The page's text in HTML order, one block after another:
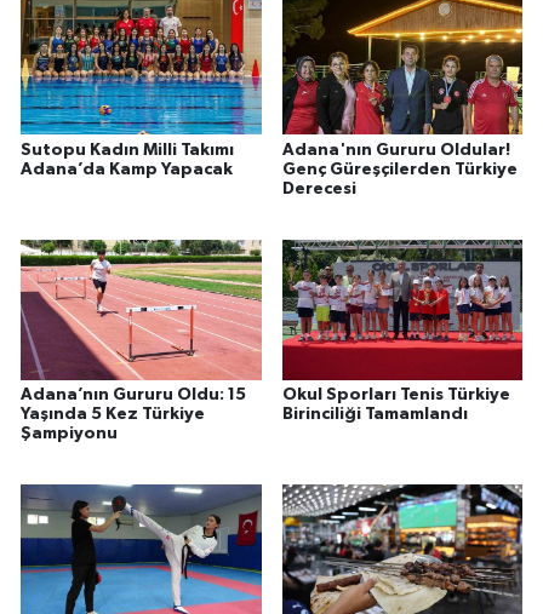
Sutopu Kadın Milli Takımı
Adana’da Kamp Yapacak
Adana'nın Gururu Oldular!
Genç Güreşçilerden Türkiye
Derecesi
Adana’nın Gururu Oldu: 15
Yaşında 5 Kez Türkiye
Şampiyonu
Okul Sporları Tenis Türkiye
Birinciliği Tamamlandı